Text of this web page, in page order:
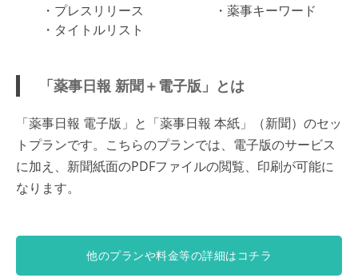
・プレスリリース
・タイトルリスト
・薬事キーワード
「薬事日報 新聞＋電子版」とは
「薬事日報 電子版」と「薬事日報 本紙」（新聞）のセッ
トプランです。こちらのプランでは、電子版のサービス
に加え、新聞紙面のPDFファイルの閲覧、印刷が可能に
なります。
他のプランや料金等の詳細はコチラ